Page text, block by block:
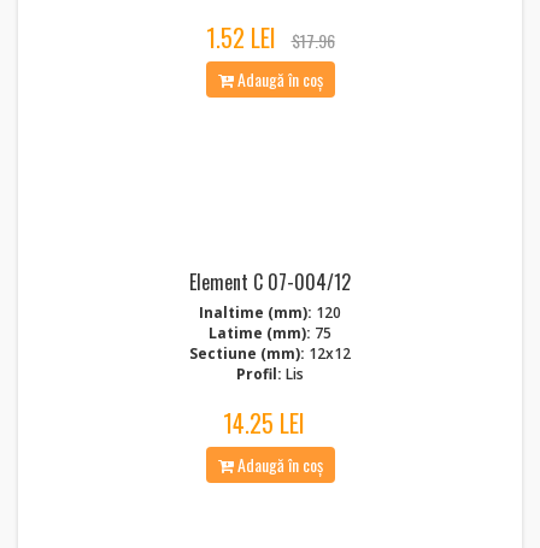
1.52 LEI
$17.96
Adaugă în coș
Element C 07-004/12
Inaltime (mm): 120
Latime (mm): 75
Sectiune (mm): 12x12
Profil: Lis
14.25 LEI
Adaugă în coș